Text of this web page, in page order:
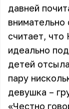
давней
внимательно
считает, что
идеально
детей
пару
девушка –
«Честно